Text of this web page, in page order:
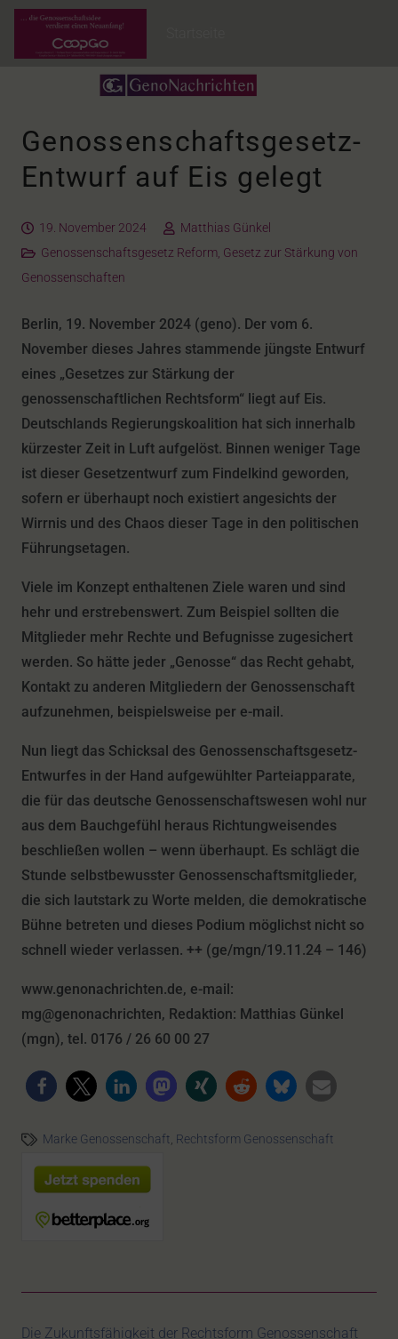
Genossenschaftsgesetz-
Entwurf auf Eis gelegt
19. November 2024
Matthias Günkel
Genossenschaftsgesetz Reform, Gesetz zur Stärkung von
Genossenschaften
Berlin, 19. November 2024 (geno). Der vom 6.
November dieses Jahres stammende jüngste Entwurf
eines „Gesetzes zur Stärkung der
genossenschaftlichen Rechtsform“ liegt auf Eis.
Deutschlands Regierungskoalition hat sich innerhalb
kürzester Zeit in Luft aufgelöst. Binnen weniger Tage
ist dieser Gesetzentwurf zum Findelkind geworden,
sofern er überhaupt noch existiert angesichts der
Wirrnis und des Chaos dieser Tage in den politischen
Führungsetagen.
Viele im Konzept enthaltenen Ziele waren und sind
hehr und erstrebenswert. Zum Beispiel sollten die
Mitglieder mehr Rechte und Befugnisse zugesichert
werden. So hätte jeder „Genosse“ das Recht gehabt,
Kontakt zu anderen Mitgliedern der Genossenschaft
aufzunehmen, beispielsweise per e-mail.
Nun liegt das Schicksal des Genossenschaftsgesetz-
Entwurfes in der Hand aufgewühlter Parteiapparate,
die für das deutsche Genossenschaftswesen wohl nur
aus dem Bauchgefühl heraus Richtungweisendes
beschließen wollen – wenn überhaupt. Es schlägt die
Stunde selbstbewusster Genossenschaftsmitglieder,
die sich lautstark zu Worte melden, die demokratische
Bühne betreten und dieses Podium möglichst nicht so
schnell wieder verlassen. ++ (ge/mgn/19.11.24 – 146)
www.genonachrichten.de, e-mail:
mg@genonachrichten, Redaktion: Matthias Günkel
(mgn), tel. 0176 / 26 60 00 27
Marke Genossenschaft, Rechtsform Genossenschaft
Die Zukunftsfähigkeit der Rechtsform Genossenschaft